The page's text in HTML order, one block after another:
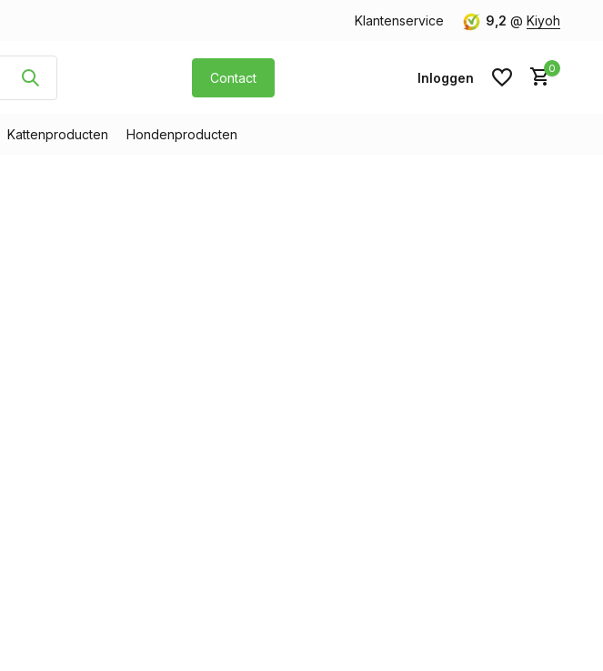
Gratis verzending v.a. € 40,- (Alleen Nederland)
Klantenservice 9,2 @ Kiyoh
Contact Inloggen
0
Kattenproducten Hondenproducten